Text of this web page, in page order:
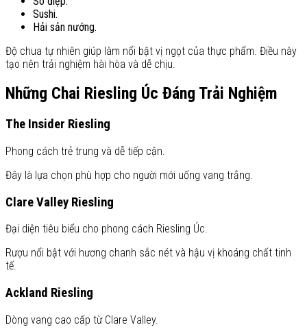
Sushi.
Hải sản nướng.
Độ chua tự nhiên giúp làm nổi bật vị ngọt của thực phẩm. Điều này
tạo nên trải nghiệm hài hòa và dễ chịu.
Những Chai Riesling Úc Đáng Trải Nghiệm
The Insider Riesling
Phong cách trẻ trung và dễ tiếp cận.
Đây là lựa chọn phù hợp cho người mới uống vang trắng.
Clare Valley Riesling
Đại diện tiêu biểu cho phong cách Riesling Úc.
Rượu nổi bật với hương chanh sắc nét và hậu vị khoáng chất tinh
tế.
Ackland Riesling
Dòng vang cao cấp từ Clare Valley.